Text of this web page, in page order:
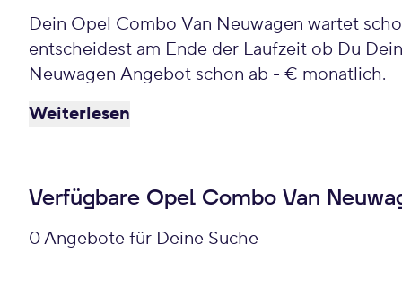
Dein Opel Combo Van Neuwagen wartet
entscheidest am Ende der Laufzeit ob Du
Neuwagen Angebot schon ab - € monatlich.
Weiterlesen
Verfügbare Opel Combo Van
0 Angebote für Deine Suche